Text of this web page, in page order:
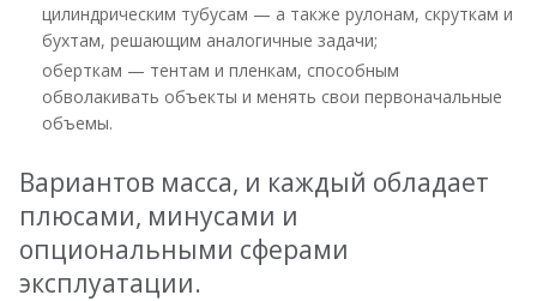
цилиндрическим тубусам — а также рулонам, скруткам и
бухтам, решающим аналогичные задачи;
оберткам — тентам и пленкам, способным
обволакивать объекты и менять свои первоначальные
объемы.
Вариантов масса, и каждый обладает
плюсами, минусами и
опциональными сферами
эксплуатации.